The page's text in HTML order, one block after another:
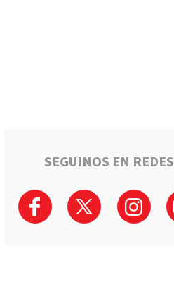
"Solo quería darle una
oportunidad"SEGUINOS EN REDES